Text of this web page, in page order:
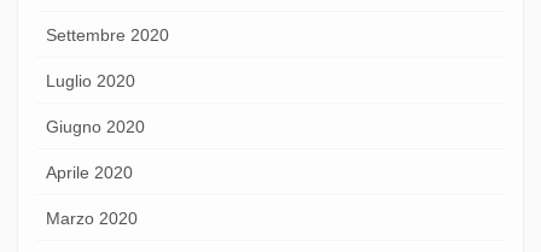
Settembre 2020
Luglio 2020
Giugno 2020
Aprile 2020
Marzo 2020